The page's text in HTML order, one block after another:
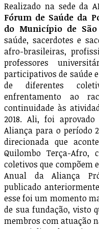
Realizado na sede da
Fórum de Saúde da
do Município de
saúde, sacerdotes e
afro-brasileiras,
professores
participativos de saúde
de diferentes
enfrentamento ao
continuidade às
2018. Ali, foi
Aliança para o período
direcionada que
Quilombo Terça-Afro,
coletivos que compõem
Anual da Aliança
publicado
esse foi um momento
de sua fundação, visto
membros com atuação